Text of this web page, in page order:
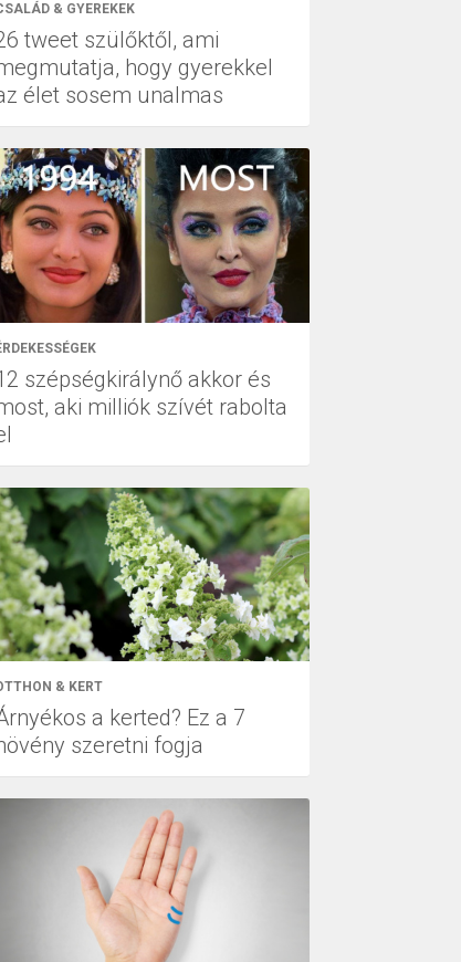
& GYEREKEK
tweet szülőktől, ami
hogy gyerekkel
élet sosem unalmas
szépségkirálynő akkor és
aki milliók szívét rabolta
& KERT
a kerted? Ez a 7
szeretni fogja